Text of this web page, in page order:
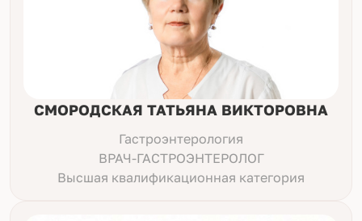
СМОРОДСКАЯ ТАТЬЯНА ВИКТОРОВНА
Гастроэнтерология
ВРАЧ-ГАСТРОЭНТЕРОЛОГ
Высшая квалификационная категория